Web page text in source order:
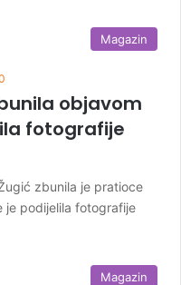
Magazin
objavom
fotografije
zbunila je pratioce
je podijelila fotografije
Magazin